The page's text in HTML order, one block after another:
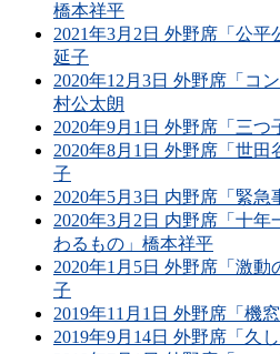
橋本祥平
2021年3月2日 外野席「公
延子
2020年12月3日 外野席「コ
村公太朗
2020年9月1日 外野席「三
2020年8月1日 外野席「世
子
2020年5月3日 内野席「緊急
2020年3月2日 内野席「十
わるもの」橋本祥平
2020年1月5日 外野席「激
子
2019年11月1日 外野席「機
2019年9月14日 外野席「久